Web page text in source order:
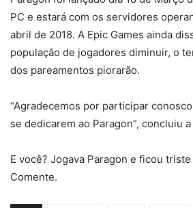
PC e estará com os servidores
abril de 2018. A Epic Games ainda
população de jogadores diminuir, o
dos pareamentos piorarão.
“Agradecemos por participar
se dedicarem ao Paragon”, concluiu
E você? Jogava Paragon e ficou
Comente.